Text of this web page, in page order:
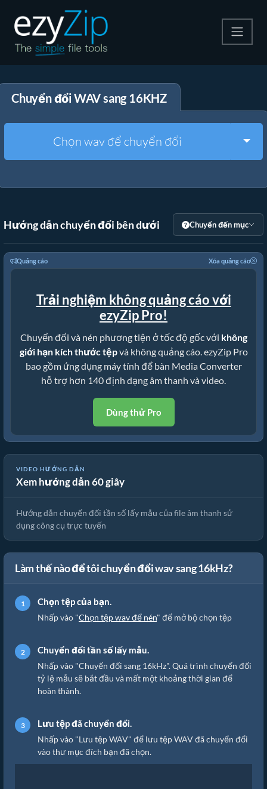
Giải nén
Công cụ khác
Chuyển đổi WAV sang 16KHZ
Chọn wav để chuyển đổi
Hướng dẫn chuyển đổi bên dưới Chuyển đến mục
Quảng cáo Xóa quảng cáo
Trải nghiệm không quảng cáo với
ezyZip Pro!
Chuyển đổi và nén phương tiện ở tốc độ gốc với không
giới hạn kích thước tệpvà không quảng cáo. ezyZip Pro
bao gồm ứng dụng máy tính để bàn Media Converter
hỗ trợ hơn 140 định dạng âm thanh và video.
Dùng thử Pro
VIDEO HƯỚNG DẪN
Xem hướng dẫn 60 giây
🎵 Cách Chuyển Đổi Tần Số Lấy Mẫu Âm Thanh Trực Tuyến Miễn
Hướng dẫn chuyển đổi tần số lấy mẫu của file âm thanh sử
dụng công cụ trực tuyến
Làm thế nào để tôi chuyển đổi wav sang 16kHz?
Chọn tệp của bạn.
Nhấp vào "Chọn tệp wav để nén" để mở bộ chọn tệp
Chuyển đổi tần số lấy mẫu.
Nhấp vào "Chuyển đổi sang 16kHz". Quá trình chuyển đổi
tỷ lệ mẫu sẽ bắt đầu và mất một khoảng thời gian để
hoàn thành.
Lưu tệp đã chuyển đổi.
Nhấp vào "Lưu tệp WAV" để lưu tệp WAV đã chuyển đổi
vào thư mục đích bạn đã chọn.